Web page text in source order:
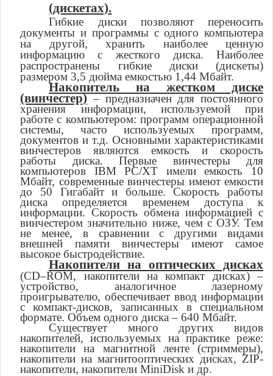
(дискетах).
Гибкие диски позволяют переносить
документы и программы с одного компьютера
на другой, хранить наиболее ценную
информацию с жесткого диска. Наиболее
распространены гибкие диски (дискеты)
размером 3,5 дюйма емкостью 1,44 Мбайт.
Накопитель на жестком диске
(винчестер) – предназначен для постоянного
хранения информации, используемой при
работе с компьютером: программ операционной
системы, часто используемых программ,
документов и т.д. Основными характеристиками
винчестеров являются емкость и скорость
работы диска. Первые винчестеры для
компьютеров IBM PC/XT имели емкость 10
Мбайт, современные винчестеры имеют емкости
до 50 Гигабайт и больше. Скорость работы
диска определяется временем доступа к
информации. Скорость обмена информацией с
винчестером значительно ниже, чем с ОЗУ. Тем
не менее, в сравнении с другими видами
внешней памяти винчестеры имеют самое
высокое быстродействие.
Накопители на оптических дисках
(CD–ROM, накопители на
компакт дисках) –
устройство, аналогичное лазерному
проигрывателю, обеспечивает ввод информации
с компакт-дисков, записанных в специальном
формате. Объем одного диска – 640 Мбайт.
Существует много других видов
накопителей, используемых на практике реже:
накопители на магнитной ленте (стриммеры),
накопители на магнитооптических дисках, ZIP-
накопители, накопители MiniDisk и др.